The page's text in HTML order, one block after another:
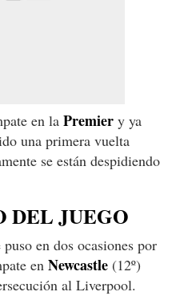
en la Premier y ya
una primera vuelta
se están despidiendo
DEL JUEGO
puso en dos ocasiones por
en Newcastle (12º)
al Liverpool.